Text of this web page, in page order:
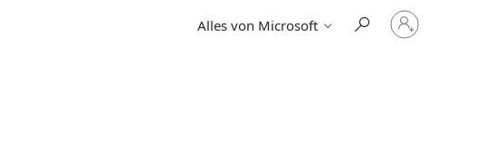
Alles von Microsoft
Bei
Ihrem
Konto